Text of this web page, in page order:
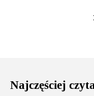
Najczęściej